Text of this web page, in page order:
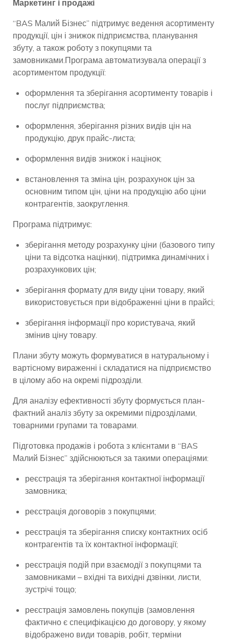
Маркетинг і продажі
“BAS Малий Бізнес” підтримує ведення асортименту
продукції, цін і знижок підприємства, планування
збуту, а також роботу з покупцями та
замовниками.Програма автоматизувала операції з
асортиментом продукції:
оформлення та зберігання асортименту товарів і
послуг підприємства;
оформлення, зберігання різних видів цін на
продукцію, друк прайс-листа;
оформлення видів знижок і націнок;
встановлення та зміна цін, розрахунок цін за
основним типом цін, ціни на продукцію або ціни
контрагентів, заокруглення.
Програма підтримує:
зберігання методу розрахунку ціни (базового типу
ціни та відсотка націнки), підтримка динамічних і
розрахункових цін;
зберігання формату для виду ціни товару, який
використовується при відображенні ціни в прайсі;
зберігання інформації про користувача, який
змінив ціну товару.
Плани збуту можуть формуватися в натуральному і
вартісному вираженні і складатися на підприємство
в цілому або на окремі підрозділи.
Для аналізу ефективності збуту формується план-
фактний аналіз збуту за окремими підрозділами,
товарними групами та товарами.
Підготовка продажів і робота з клієнтами в “BAS
Малий Бізнес” здійснюються за такими операціями:
реєстрація та зберігання контактної інформації
замовника;
реєстрація договорів з покупцями;
реєстрація та зберігання списку контактних осіб
контрагентів та їх контактної інформації;
реєстрація подій при взаємодії з покупцями та
замовниками – вхідні та вихідні дзвінки, листи,
зустрічі тощо;
реєстрація замовлень покупців (замовлення
фактично є специфікацією до договору, у якому
відображено види товарів, робіт, терміни